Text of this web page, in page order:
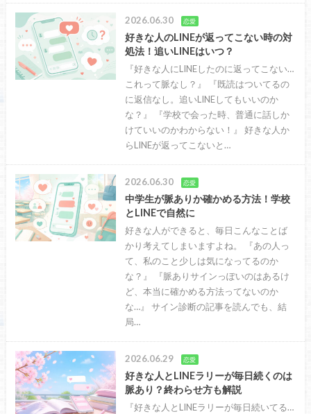
2026.06.30 恋愛
好きな人のLINEが返ってこない時の対
処法！追いLINEはいつ？
『好きな人にLINEしたのに返ってこない…
これって脈なし？』 『既読はついてるの
に返信なし。追いLINEしてもいいのか
な？』 『学校で会った時、普通に話しか
けていいのかわからない！』 好きな人か
らLINEが返ってこないと…
2026.06.30 恋愛
中学生が脈ありか確かめる方法！学校
とLINEで自然に
好きな人ができると、毎日こんなことば
かり考えてしまいますよね。 『あの人っ
て、私のこと少しは気になってるのか
な？』 『脈ありサインっぽいのはあるけ
ど、本当に確かめる方法ってないのか
な…』 サイン診断の記事を読んでも、結
局…
2026.06.29 恋愛
好きな人とLINEラリーが毎日続くのは
脈あり？終わらせ方も解説
『好きな人とLINEラリーが毎日続いてる…